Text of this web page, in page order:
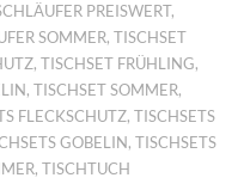
PREISWERT,
SOMMER,TISCHSET
,TISCHSET FRÜHLING,
,TISCHSET SOMMER,
FLECKSCHUTZ,TISCHSETS
GOBELIN,TISCHSETS
,TISCHTUCH